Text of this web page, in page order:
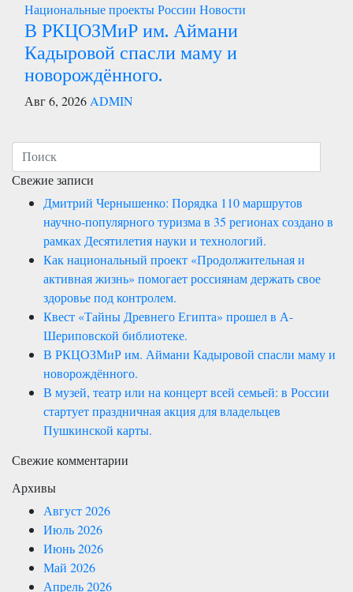
Национальные проекты России Новости
В РКЦОЗМиР им. Аймани
Кадыровой спасли маму и
новорождённого.
Авг 6, 2026 ADMIN
Свежие записи
Дмитрий Чернышенко: Порядка 110 маршрутов
научно-популярного туризма в 35 регионах создано в
рамках Десятилетия науки и технологий.
Как национальный проект «Продолжительная и
активная жизнь» помогает россиянам держать свое
здоровье под контролем.
Квест «Тайны Древнего Египта» прошел в А-
Шериповской библиотеке.
В РКЦОЗМиР им. Аймани Кадыровой спасли маму и
новорождённого.
В музей, театр или на концерт всей семьей: в России
стартует праздничная акция для владельцев
Пушкинской карты.
Свежие комментарии
Архивы
Август 2026
Июль 2026
Июнь 2026
Май 2026
Апрель 2026